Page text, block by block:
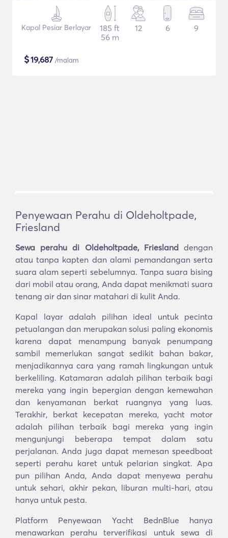
Kapal Pesiar Berlayar
185 ft
56 m
12 6 9
$19,687 /malam
Penyewaan Perahu di Oldeholtpade,
Friesland
Sewa perahu di Oldeholtpade, Friesland dengan
atau tanpa kapten dan alami pemandangan serta
suara alam seperti sebelumnya. Tanpa suara bising
dari mobil atau orang, Anda dapat menikmati suara
tenang air dan sinar matahari di kulit Anda.
Kapal layar adalah pilihan ideal untuk pecinta
petualangan dan merupakan solusi paling ekonomis
karena dapat menampung banyak penumpang
sambil memerlukan sangat sedikit bahan bakar,
menjadikannya cara yang ramah lingkungan untuk
berkeliling. Katamaran adalah pilihan terbaik bagi
mereka yang ingin bepergian dengan kemewahan
dan kenyamanan berkat ruangnya yang luas.
Terakhir, berkat kecepatan mereka, yacht motor
adalah pilihan terbaik bagi mereka yang ingin
mengunjungi beberapa tempat dalam satu
perjalanan. Anda juga dapat memesan speedboat
seperti perahu karet untuk pelarian singkat. Apa
pun pilihan Anda, Anda dapat menyewa perahu
untuk sehari, akhir pekan, liburan multi-hari, atau
hanya untuk pesta.
Platform Penyewaan Yacht BednBlue hanya
menawarkan perahu terverifikasi untuk sewa di